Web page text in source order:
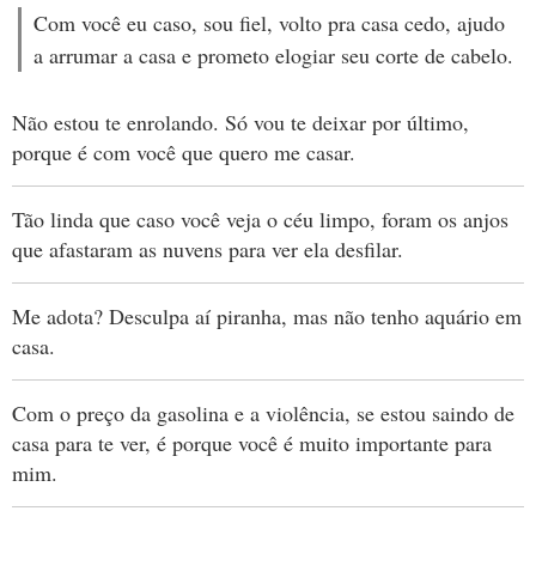
Com você eu caso, sou fiel, volto pra casa cedo, ajudo
a arrumar a casa e prometo elogiar seu corte de cabelo.
Não estou te enrolando. Só vou te deixar por último,
porque é com você que quero me casar.
Tão linda que caso você veja o céu limpo, foram os anjos
que afastaram as nuvens para ver ela desfilar.
Me adota? Desculpa aí piranha, mas não tenho aquário em
casa.
Com o preço da gasolina e a violência, se estou saindo de
casa para te ver, é porque você é muito importante para
mim.